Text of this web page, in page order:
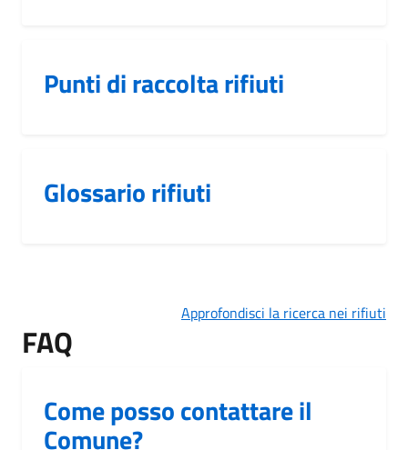
Punti di raccolta rifiuti
Glossario rifiuti
Approfondisci la ricerca nei rifiuti
FAQ
Come posso contattare il
Comune?